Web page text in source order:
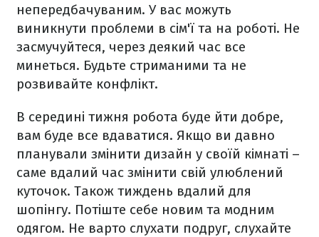
непередбачуваним. У вас можуть
виникнути проблеми в сім'ї та на роботі. Не
засмучуйтеся, через деякий час все
минеться. Будьте стриманими та не
розвивайте конфлікт.
В середині тижня робота буде йти добре,
вам буде все вдаватися. Якщо ви давно
планували змінити дизайн у своїй кімнаті –
саме вдалий час змінити свій улюблений
куточок. Також тиждень вдалий для
шопінгу. Потіште себе новим та модним
одягом. Не варто слухати подруг, слухайте